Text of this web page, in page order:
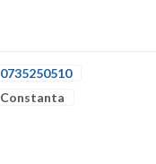
0735250510
Constanta